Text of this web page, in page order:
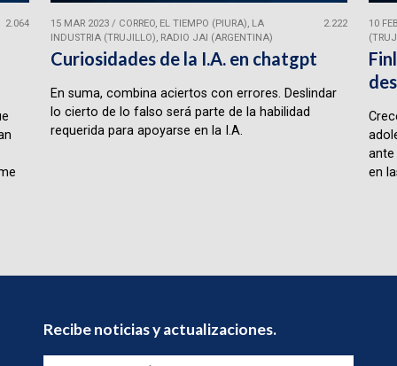
2.064 15 MAR 2023/ CORREO, EL TIEMPO (PIURA), LA
INDUSTRIA (TRUJILLO), RADIO JAI (ARGENTINA)
2.222
Curiosidades de la I.A. en chatgpt
En suma, combina aciertos con errores. Deslindar
lo cierto de lo falso será parte de la habilidad
requerida para apoyarse en la I.A.
10
en
Recibe noticias y actualizaciones.